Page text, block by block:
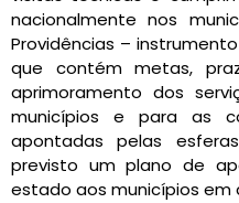
nacionalmente nos
Providências –
que contém metas,
aprimoramento dos
municípios e para as
apontadas pelas
previsto um plano de
estado aos municípios em